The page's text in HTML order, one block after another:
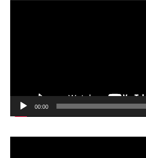
00:00